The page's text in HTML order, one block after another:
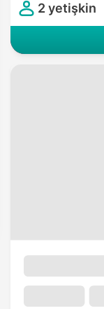
2 yetişkin